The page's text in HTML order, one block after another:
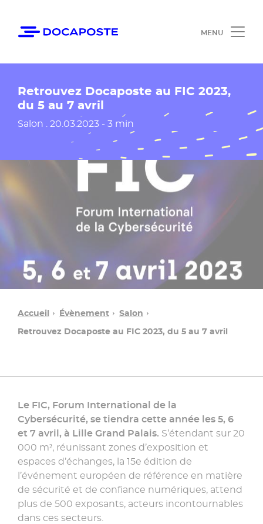
Ouvrir le
Retrouvez Docaposte au FIC 2023,
du 5 au 7 avril
Salon . Date de publication
20.03.2023 - 3 min
Accueil Évènement
Salon
Retrouvez Docaposte au FIC 2023, du 5 au 7 avril
Une
question ?
Contacter
un
conseiller
»
Le FIC, Forum International de la
Cybersécurité, se tiendra cette année les 5, 6
et 7 avril, à Lille Grand Palais. S’étendant sur 20
000 m², réunissant zones d’exposition et
espaces d’échanges, la 15e édition de
l’événement européen de référence en matière
de sécurité et de confiance numériques, attend
plus de 500 exposants, acteurs incontournables
dans ces secteurs.